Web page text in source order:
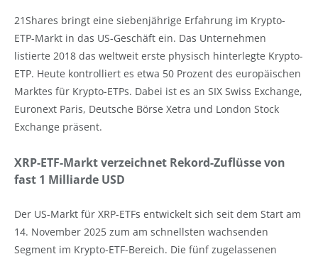
21Shares bringt eine siebenjährige Erfahrung im Krypto-
ETP-Markt in das US-Geschäft ein. Das Unternehmen
listierte 2018 das weltweit erste physisch hinterlegte Krypto-
ETP. Heute kontrolliert es etwa 50 Prozent des europäischen
Marktes für Krypto-ETPs. Dabei ist es an SIX Swiss Exchange,
Euronext Paris, Deutsche Börse Xetra und London Stock
Exchange präsent.
XRP-ETF-Markt verzeichnet Rekord-Zuflüsse von
fast 1 Milliarde USD
Der US-Markt für XRP-ETFs entwickelt sich seit dem Start am
14. November 2025 zum am schnellsten wachsenden
Segment im Krypto-ETF-Bereich. Die fünf zugelassenen